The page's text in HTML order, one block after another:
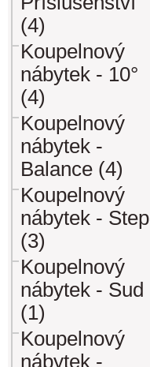
(4)
Koupelnový
nábytek - 10°
(4)
Koupelnový
nábytek -
Balance (4)
Koupelnový
nábytek - Step
(3)
Koupelnový
nábytek - Sud
(1)
Koupelnový
nábytek -